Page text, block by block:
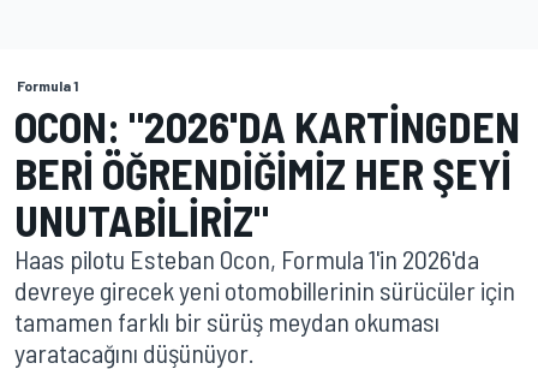
Formula 1
OCON: "2026'DA KARTINGDEN
BERI ÖĞRENDIĞIMIZ HER ŞEYI
UNUTABILIRIZ"
Haas pilotu Esteban Ocon, Formula 1'in 2026'da
devreye girecek yeni otomobillerinin sürücüler için
tamamen farklı bir sürüş meydan okuması
yaratacağını düşünüyor.